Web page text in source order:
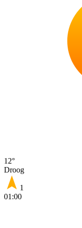
12°
Droog
1
01:00